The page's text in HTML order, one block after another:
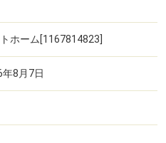
ホーム[1167814823]
年8月7日